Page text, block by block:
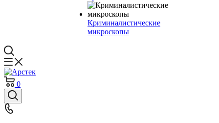
Криминалистические
микроскопы
0